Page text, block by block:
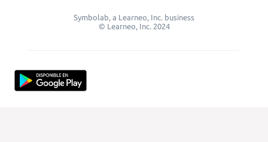
Symbolab, a Learneo, Inc. business
© Learneo, Inc. 2024